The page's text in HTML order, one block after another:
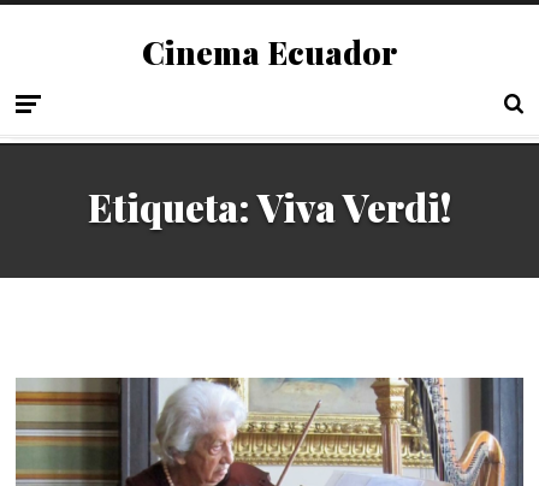
Cinema Ecuador
Etiqueta:Viva Verdi!